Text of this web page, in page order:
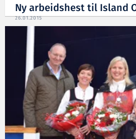
Ny arbeidshest til Island
26.01.2015